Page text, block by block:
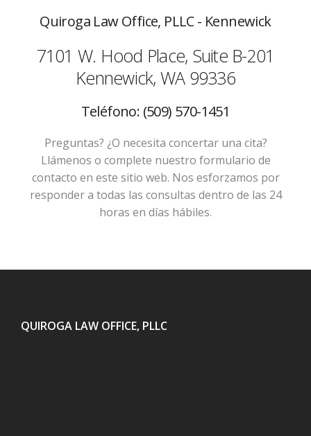
Quiroga Law Office, PLLC - Kennewick
7101 W. Hood Place, Suite B-201
Kennewick, WA 99336
Teléfono: (509) 570-1451
Preguntas? ¿O necesita concertar una cita?
Llámenos o complete nuestro formulario de
contacto en este sitio web. Nos esforzamos por
responder a todas las consultas dentro de las 24
horas en días hábiles.
QUIROGA LAW OFFICE, PLLC